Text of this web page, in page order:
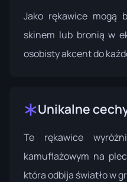
Jako rękawice mogą
skinem lub bronią w
osobisty akcent do
Unikalne
Te rękawice
kamuflażowym na
która odbija światło w